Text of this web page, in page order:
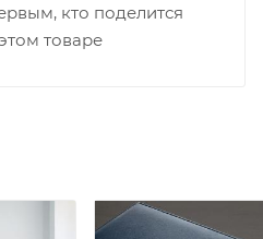
кто поделится
товаре